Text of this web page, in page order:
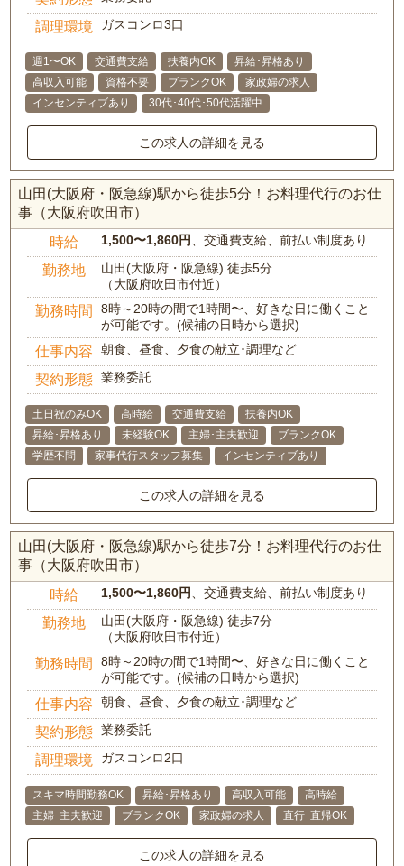
調理環境 ガスコンロ3口
週1〜OK 交通費支給 扶養内OK
昇給･昇格あり
高収入可能
資格不要 ブランクOK
家政婦の求人
インセンティブあり
30代･40代･50代活躍中
この求人の詳細を見る
山田(大阪府・阪急線)駅から徒歩5分！お料理代行のお仕
事（大阪府吹田市）
時給 1,500〜1,860円、交通費支給、前払い制度あり
勤務地
山田(大阪府・阪急線) 徒歩5分
（大阪府吹田市付近）
勤務時間
8時～20時の間で1時間〜、好きな日に働くこと
が可能です。(候補の日時から選択)
仕事内容 朝食、昼食、夕食の献立･調理など
契約形態 業務委託
土日祝のみOK 高時給 交通費支給
扶養内OK
昇給･昇格あり
未経験OK 主婦･主夫歓迎
ブランクOK
学歴不問
家事代行スタッフ募集 インセンティブあり
この求人の詳細を見る
山田(大阪府・阪急線)駅から徒歩7分！お料理代行のお仕
事（大阪府吹田市）
時給 1,500〜1,860円、交通費支給、前払い制度あり
勤務地
山田(大阪府・阪急線) 徒歩7分
（大阪府吹田市付近）
勤務時間
8時～20時の間で1時間〜、好きな日に働くこと
が可能です。(候補の日時から選択)
仕事内容 朝食、昼食、夕食の献立･調理など
契約形態 業務委託
調理環境 ガスコンロ2口
スキマ時間勤務OK 昇給･昇格あり 高収入可能
高時給
主婦･主夫歓迎
ブランクOK 家政婦の求人 直行･直帰OK
この求人の詳細を見る